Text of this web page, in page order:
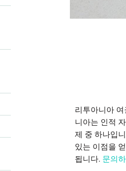
리투아니아
니아는 인적
제 중 하나입
있는 이점을
됩니다. 문의